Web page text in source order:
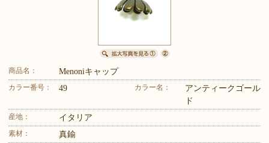
商品名： Menoniキャップ
カラー番号： 49 カラー名：
アンティークゴール
ド
産地： イタリア
素材： 真鍮